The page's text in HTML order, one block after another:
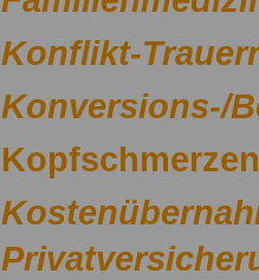
Konflikt-
Konversions-/
Kopfschmerzen